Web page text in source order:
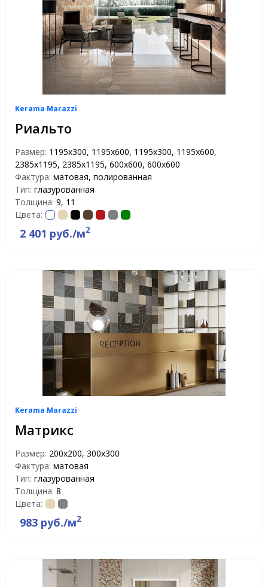
Kerama Marazzi
Риальто
Размер: 1195x300, 1195x600, 1195х300, 1195х600,
2385x1195, 2385х1195, 600x600, 600х600
Фактура: матовая, полированная
Тип: глазурованная
Толщина: 9, 11
Цвета:
2 401 руб./м2
Kerama Marazzi
Матрикс
Размер: 200x200, 300x300
Фактура: матовая
Тип: глазурованная
Толщина: 8
Цвета:
983 руб./м2